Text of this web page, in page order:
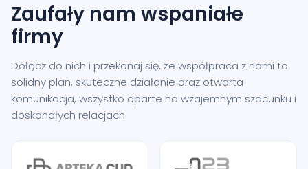
Zaufały nam wspaniałe
firmy
Dołącz do nich i przekonaj się, że współpraca z nami to
solidny plan, skuteczne działanie oraz otwarta
komunikacja, wszystko oparte na wzajemnym szacunku i
doskonałych relacjach.